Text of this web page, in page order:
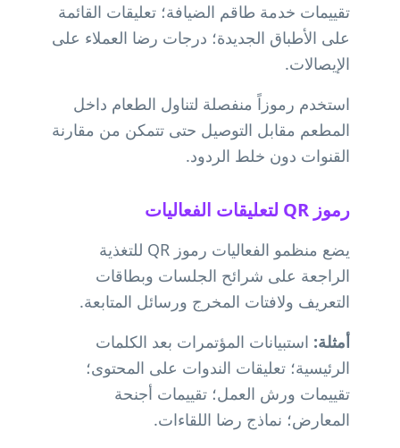
تقييمات خدمة طاقم الضيافة؛ تعليقات القائمة
على الأطباق الجديدة؛ درجات رضا العملاء على
الإيصالات.
استخدم رموزاً منفصلة لتناول الطعام داخل
المطعم مقابل التوصيل حتى تتمكن من مقارنة
القنوات دون خلط الردود.
رموز QR لتعليقات الفعاليات
يضع منظمو الفعاليات رموز QR للتغذية
الراجعة على شرائح الجلسات وبطاقات
التعريف ولافتات المخرج ورسائل المتابعة.
أمثلة: استبيانات المؤتمرات بعد الكلمات
الرئيسية؛ تعليقات الندوات على المحتوى؛
تقييمات ورش العمل؛ تقييمات أجنحة
المعارض؛ نماذج رضا اللقاءات.